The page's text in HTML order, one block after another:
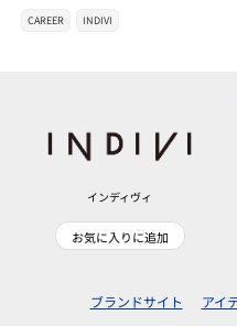
CAREER INDIVI
インディヴィ
お気に入りに追加
ブランドサイト アイ